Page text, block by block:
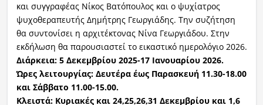
και συγγραφέας Νίκος Βατόπουλος και ο ψυχίατρος
ψυχοθεραπευτής Δημήτρης Γεωργιάδης. Την συζήτηση
θα συντονίσει η αρχιτέκτονας Νίνα Γεωργιάδου. Στην
εκδήλωση θα παρουσιαστεί το εικαστικό ημερολόγιο 2026.
Διάρκεια: 5 Δεκεμβρίου 2025-17 Ιανουαρίου 2026.
Ώρες λειτουργίας: Δευτέρα έως Παρασκευή 11.30-18.00
και Σάββατο 11.00-15.00.
Κλειστά: Κυριακές και 24,25,26,31 Δεκεμβρίου και 1,6